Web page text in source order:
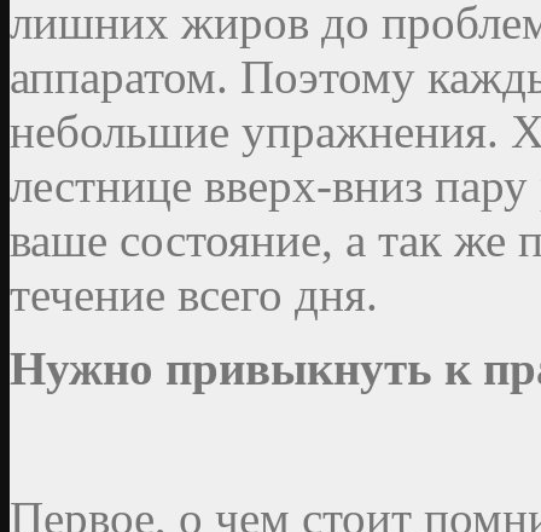
лишних жиров до
аппаратом. Поэтому
небольшие упражнения.
лестнице вверх-вниз
ваше состояние, а так же
течение всего дня.
Нужно привыкнуть к
Первое, о чем стоит